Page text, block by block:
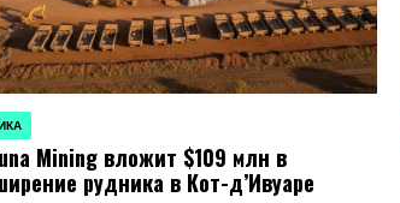
Mining вложит $109 млн в
рудника в Кот-д’Ивуаре